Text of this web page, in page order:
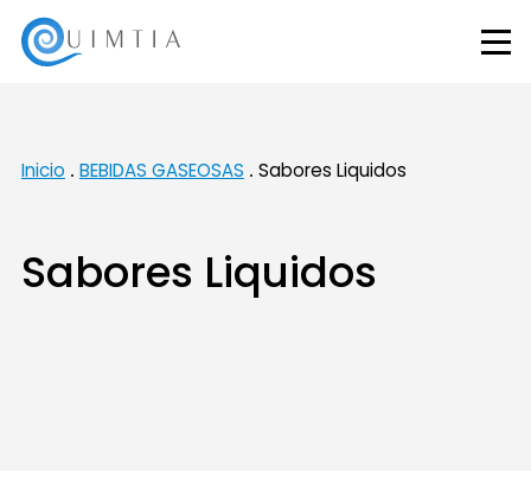
Inicio BEBIDAS GASEOSAS Sabores Liquidos
Sabores Liquidos